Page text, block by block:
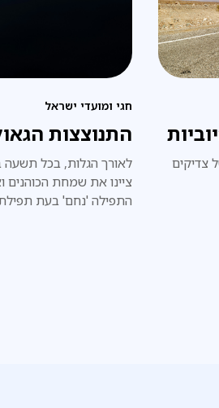
צדיקים
חגי ומועדי ישראל
התנוצצות
לאורך הגלות, בכל
ציינו את שמחת
התפילה 'נחם' בעת